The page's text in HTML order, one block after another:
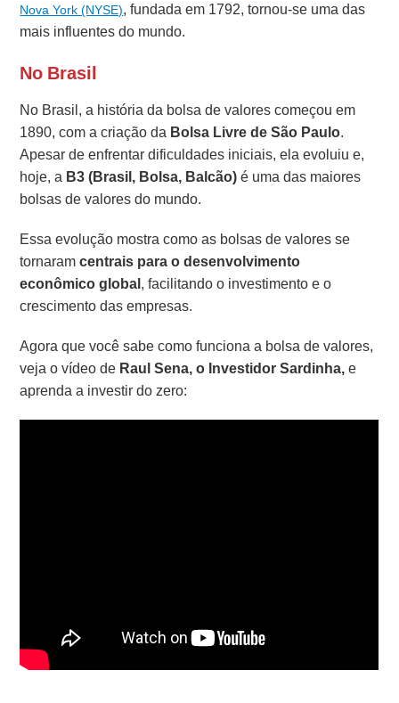
Nova York (NYSE), fundada em 1792, tornou-se uma das
mais influentes do mundo.
No Brasil
No Brasil, a história da bolsa de valores começou em
1890, com a criação da Bolsa Livre de São Paulo.
Apesar de enfrentar dificuldades iniciais, ela evoluiu e,
hoje, a B3 (Brasil, Bolsa, Balcão)é uma das maiores
bolsas de valores do mundo.
Essa evolução mostra como as bolsas de valores se
tornaramcentrais para o desenvolvimento
econômico global, facilitando o investimento e o
crescimento das empresas.
Agora que você sabe como funciona a bolsa de valores,
veja o vídeo de Raul Sena, o Investidor Sardinha,e
aprenda a investir do zero: